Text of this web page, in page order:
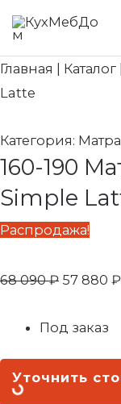
Перейти
содержимому
Главная Каталог
Latte
Категория:
160-190
Simple
Распродажа!
68 090₽ 57 880 ₽
Под заказ
Уточнить
Search...